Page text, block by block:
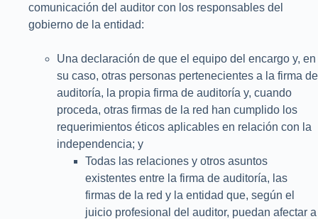
comunicación del auditor con los responsables del
gobierno de la entidad:
Una declaración de que el equipo del encargo y, en
su caso, otras personas pertenecientes a la firma de
auditoría, la propia firma de auditoría y, cuando
proceda, otras firmas de la red han cumplido los
requerimientos éticos aplicables en relación con la
independencia; y
Todas las relaciones y otros asuntos
existentes entre la firma de auditoría, las
firmas de la red y la entidad que, según el
juicio profesional del auditor, puedan afectar a